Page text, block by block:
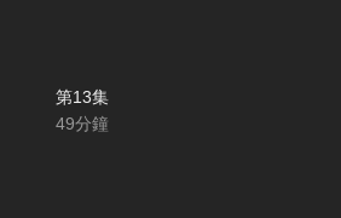
第13集
49分鐘